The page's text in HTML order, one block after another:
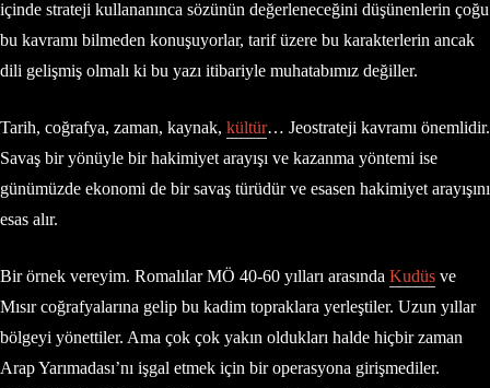
içinde strateji kullananınca sözünün değerleneceğini düşünenlerin çoğu
bu kavramı bilmeden konuşuyorlar, tarif üzere bu karakterlerin ancak
dili gelişmiş olmalı ki bu yazı itibariyle muhatabımız değiller.
Tarih, coğrafya, zaman, kaynak, kültür… Jeostrateji kavramı önemlidir.
Savaş bir yönüyle bir hakimiyet arayışı ve kazanma yöntemi ise
günümüzde ekonomi de bir savaş türüdür ve esasen hakimiyet arayışını
esas alır.
Bir örnek vereyim. Romalılar MÖ 40-60 yılları arasında Kudüs ve
Mısır coğrafyalarına gelip bu kadim topraklara yerleştiler. Uzun yıllar
bölgeyi yönettiler. Ama çok çok yakın oldukları halde hiçbir zaman
Arap Yarımadası’nı işgal etmek için bir operasyona girişmediler.